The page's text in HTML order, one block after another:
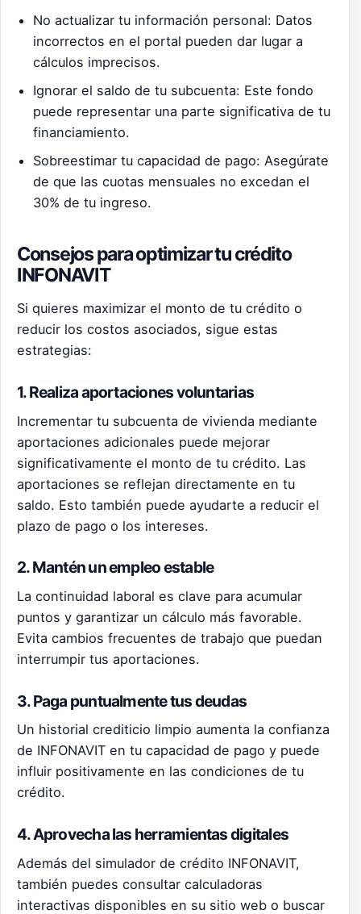
No actualizar tu información personal: Datos
incorrectos en el portal pueden dar lugar a
cálculos imprecisos.
Ignorar el saldo de tu subcuenta: Este fondo
puede representar una parte significativa de tu
financiamiento.
Sobreestimar tu capacidad de pago: Asegúrate
de que las cuotas mensuales no excedan el
30% de tu ingreso.
Consejos para optimizar tu crédito
INFONAVIT
Si quieres maximizar el monto de tu crédito o
reducir los costos asociados, sigue estas
estrategias:
1. Realiza aportaciones voluntarias
Incrementar tu subcuenta de vivienda mediante
aportaciones adicionales puede mejorar
significativamente el monto de tu crédito. Las
aportaciones se reflejan directamente en tu
saldo. Esto también puede ayudarte a reducir el
plazo de pago o los intereses.
2. Mantén un empleo estable
La continuidad laboral es clave para acumular
puntos y garantizar un cálculo más favorable.
Evita cambios frecuentes de trabajo que puedan
interrumpir tus aportaciones.
3. Paga puntualmente tus deudas
Un historial crediticio limpio aumenta la confianza
de INFONAVIT en tu capacidad de pago y puede
influir positivamente en las condiciones de tu
crédito.
4. Aprovecha las herramientas digitales
Además del simulador de crédito INFONAVIT,
también puedes consultar calculadoras
interactivas disponibles en su sitio web o buscar